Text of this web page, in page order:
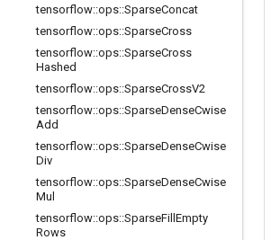
tensorflow::ops::SparseConcat
tensorflow::ops::SparseCross
tensorflow::ops::SparseCross
Hashed
tensorflow::ops::SparseCrossV2
tensorflow::ops::SparseDenseCwise
Add
tensorflow::ops::SparseDenseCwise
Div
tensorflow::ops::SparseDenseCwise
Mul
tensorflow::ops::SparseFill Empty
Rows